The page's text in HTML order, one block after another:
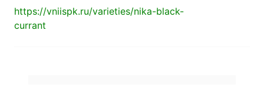
https://vniispk.ru/varieties/nika-black-
currant